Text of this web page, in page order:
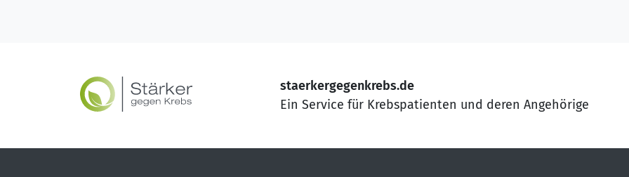
staerkergegenkrebs.de
Ein Service für Krebspatienten und deren Angehörige